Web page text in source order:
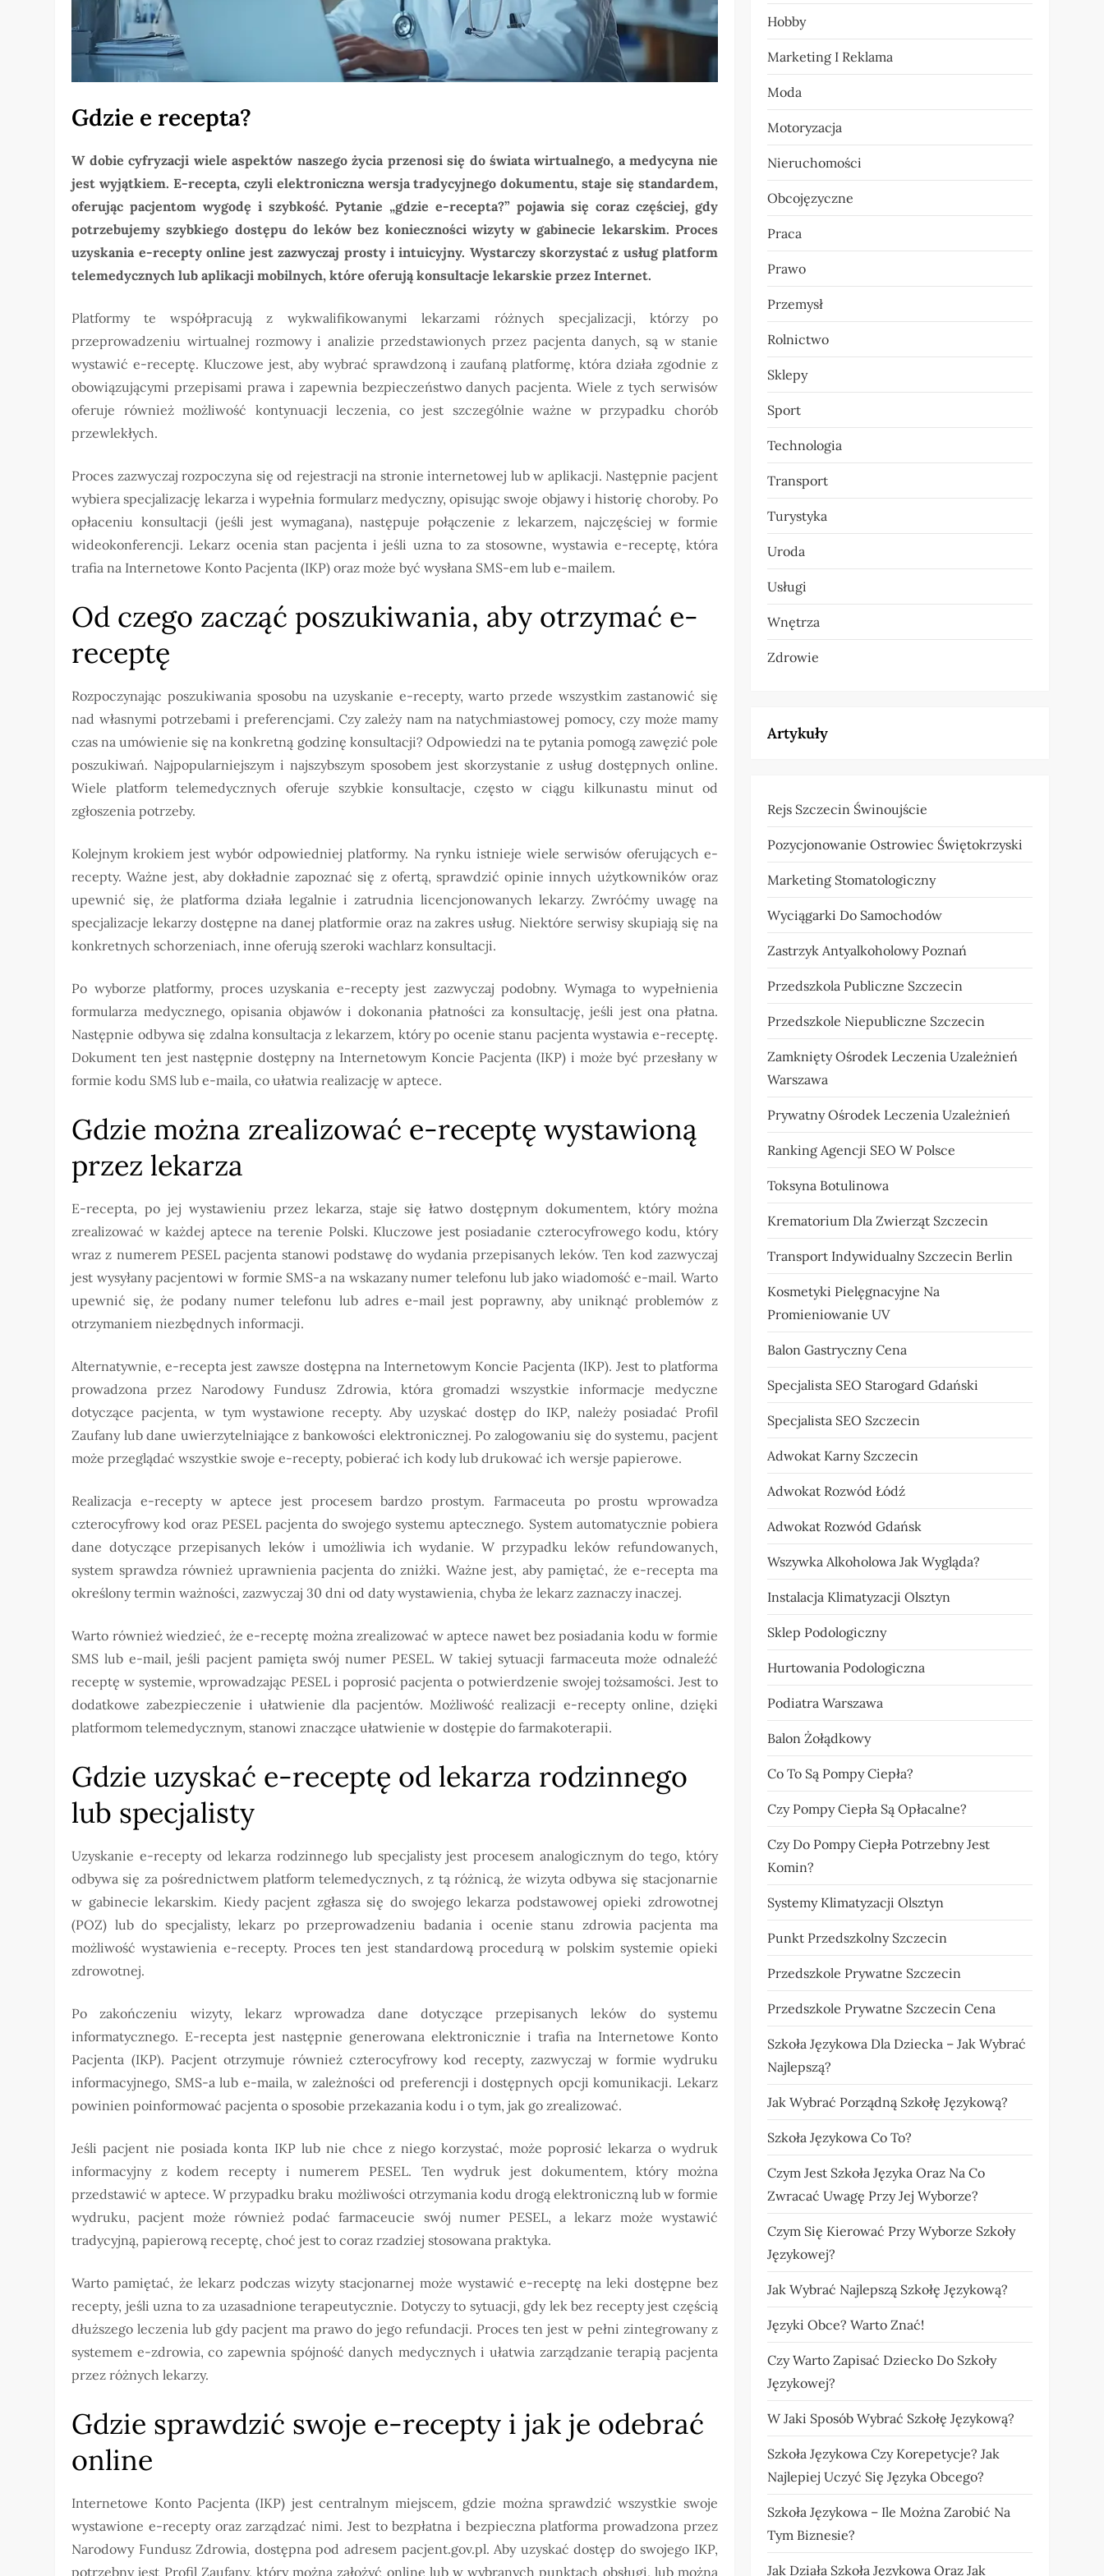
Gdzie e recepta?
W dobie cyfryzacji wiele aspektów naszego życia przenosi się do świata wirtualnego, a medycyna nie
jest wyjątkiem. E-recepta, czyli elektroniczna wersja tradycyjnego dokumentu, staje się standardem,
oferując pacjentom wygodę i szybkość. Pytanie „gdzie e-recepta?” pojawia się coraz częściej, gdy
potrzebujemy szybkiego dostępu do leków bez konieczności wizyty w gabinecie lekarskim. Proces
uzyskania e-recepty online jest zazwyczaj prosty i intuicyjny. Wystarczy skorzystać z usług platform
telemedycznych lub aplikacji mobilnych, które oferują konsultacje lekarskie przez Internet.
Platformy te współpracują z wykwalifikowanymi lekarzami różnych specjalizacji, którzy po
przeprowadzeniu wirtualnej rozmowy i analizie przedstawionych przez pacjenta danych, są w stanie
wystawić e-receptę. Kluczowe jest, aby wybrać sprawdzoną i zaufaną platformę, która działa zgodnie z
obowiązującymi przepisami prawa i zapewnia bezpieczeństwo danych pacjenta. Wiele z tych serwisów
oferuje również możliwość kontynuacji leczenia, co jest szczególnie ważne w przypadku chorób
przewlekłych.
Proces zazwyczaj rozpoczyna się od rejestracji na stronie internetowej lub w aplikacji. Następnie pacjent
wybiera specjalizację lekarza i wypełnia formularz medyczny, opisując swoje objawy i historię choroby. Po
opłaceniu konsultacji (jeśli jest wymagana), następuje połączenie z lekarzem, najczęściej w formie
wideokonferencji. Lekarz ocenia stan pacjenta i jeśli uzna to za stosowne, wystawia e-receptę, która
trafia na Internetowe Konto Pacjenta (IKP) oraz może być wysłana SMS-em lub e-mailem.
Od czego zacząć poszukiwania, aby otrzymać e-
receptę
Rozpoczynając poszukiwania sposobu na uzyskanie e-recepty, warto przede wszystkim zastanowić się
nad własnymi potrzebami i preferencjami. Czy zależy nam na natychmiastowej pomocy, czy może mamy
czas na umówienie się na konkretną godzinę konsultacji? Odpowiedzi na te pytania pomogą zawęzić pole
poszukiwań. Najpopularniejszym i najszybszym sposobem jest skorzystanie z usług dostępnych online.
Wiele platform telemedycznych oferuje szybkie konsultacje, często w ciągu kilkunastu minut od
zgłoszenia potrzeby.
Kolejnym krokiem jest wybór odpowiedniej platformy. Na rynku istnieje wiele serwisów oferujących e-
recepty. Ważne jest, aby dokładnie zapoznać się z ofertą, sprawdzić opinie innych użytkowników oraz
upewnić się, że platforma działa legalnie i zatrudnia licencjonowanych lekarzy. Zwróćmy uwagę na
specjalizacje lekarzy dostępne na danej platformie oraz na zakres usług. Niektóre serwisy skupiają się na
konkretnych schorzeniach, inne oferują szeroki wachlarz konsultacji.
Po wyborze platformy, proces uzyskania e-recepty jest zazwyczaj podobny. Wymaga to wypełnienia
formularza medycznego, opisania objawów i dokonania płatności za konsultację, jeśli jest ona płatna.
Następnie odbywa się zdalna konsultacja z lekarzem, który po ocenie stanu pacjenta wystawia e-receptę.
Dokument ten jest następnie dostępny na Internetowym Koncie Pacjenta (IKP) i może być przesłany w
formie kodu SMS lub e-maila, co ułatwia realizację w aptece.
Gdzie można zrealizować e-receptę wystawioną
przez lekarza
E-recepta, po jej wystawieniu przez lekarza, staje się łatwo dostępnym dokumentem, który można
zrealizować w każdej aptece na terenie Polski. Kluczowe jest posiadanie czterocyfrowego kodu, który
wraz z numerem PESEL pacjenta stanowi podstawę do wydania przepisanych leków. Ten kod zazwyczaj
jest wysyłany pacjentowi w formie SMS-a na wskazany numer telefonu lub jako wiadomość e-mail. Warto
upewnić się, że podany numer telefonu lub adres e-mail jest poprawny, aby uniknąć problemów z
otrzymaniem niezbędnych informacji.
Alternatywnie, e-recepta jest zawsze dostępna na Internetowym Koncie Pacjenta (IKP). Jest to platforma
prowadzona przez Narodowy Fundusz Zdrowia, która gromadzi wszystkie informacje medyczne
dotyczące pacjenta, w tym wystawione recepty. Aby uzyskać dostęp do IKP, należy posiadać Profil
Zaufany lub dane uwierzytelniające z bankowości elektronicznej. Po zalogowaniu się do systemu, pacjent
może przeglądać wszystkie swoje e-recepty, pobierać ich kody lub drukować ich wersje papierowe.
Realizacja e-recepty w aptece jest procesem bardzo prostym. Farmaceuta po prostu wprowadza
czterocyfrowy kod oraz PESEL pacjenta do swojego systemu aptecznego. System automatycznie pobiera
dane dotyczące przepisanych leków i umożliwia ich wydanie. W przypadku leków refundowanych,
system sprawdza również uprawnienia pacjenta do zniżki. Ważne jest, aby pamiętać, że e-recepta ma
określony termin ważności, zazwyczaj 30 dni od daty wystawienia, chyba że lekarz zaznaczy inaczej.
Warto również wiedzieć, że e-receptę można zrealizować w aptece nawet bez posiadania kodu w formie
SMS lub e-mail, jeśli pacjent pamięta swój numer PESEL. W takiej sytuacji farmaceuta może odnaleźć
receptę w systemie, wprowadzając PESEL i poprosić pacjenta o potwierdzenie swojej tożsamości. Jest to
dodatkowe zabezpieczenie i ułatwienie dla pacjentów. Możliwość realizacji e-recepty online, dzięki
platformom telemedycznym, stanowi znaczące ułatwienie w dostępie do farmakoterapii.
Gdzie uzyskać e-receptę od lekarza rodzinnego
lub specjalisty
Uzyskanie e-recepty od lekarza rodzinnego lub specjalisty jest procesem analogicznym do tego, który
odbywa się za pośrednictwem platform telemedycznych, z tą różnicą, że wizyta odbywa się stacjonarnie
w gabinecie lekarskim. Kiedy pacjent zgłasza się do swojego lekarza podstawowej opieki zdrowotnej
(POZ) lub do specjalisty, lekarz po przeprowadzeniu badania i ocenie stanu zdrowia pacjenta ma
możliwość wystawienia e-recepty. Proces ten jest standardową procedurą w polskim systemie opieki
zdrowotnej.
Po zakończeniu wizyty, lekarz wprowadza dane dotyczące przepisanych leków do systemu
informatycznego. E-recepta jest następnie generowana elektronicznie i trafia na Internetowe Konto
Pacjenta (IKP). Pacjent otrzymuje również czterocyfrowy kod recepty, zazwyczaj w formie wydruku
informacyjnego, SMS-a lub e-maila, w zależności od preferencji i dostępnych opcji komunikacji. Lekarz
powinien poinformować pacjenta o sposobie przekazania kodu i o tym, jak go zrealizować.
Jeśli pacjent nie posiada konta IKP lub nie chce z niego korzystać, może poprosić lekarza o wydruk
informacyjny z kodem recepty i numerem PESEL. Ten wydruk jest dokumentem, który można
przedstawić w aptece. W przypadku braku możliwości otrzymania kodu drogą elektroniczną lub w formie
wydruku, pacjent może również podać farmaceucie swój numer PESEL, a lekarz może wystawić
tradycyjną, papierową receptę, choć jest to coraz rzadziej stosowana praktyka.
Warto pamiętać, że lekarz podczas wizyty stacjonarnej może wystawić e-receptę na leki dostępne bez
recepty, jeśli uzna to za uzasadnione terapeutycznie. Dotyczy to sytuacji, gdy lek bez recepty jest częścią
dłuższego leczenia lub gdy pacjent ma prawo do jego refundacji. Proces ten jest w pełni zintegrowany z
systemem e-zdrowia, co zapewnia spójność danych medycznych i ułatwia zarządzanie terapią pacjenta
przez różnych lekarzy.
Gdzie sprawdzić swoje e-recepty i jak je odebrać
online
Internetowe Konto Pacjenta (IKP) jest centralnym miejscem, gdzie można sprawdzić wszystkie swoje
wystawione e-recepty oraz zarządzać nimi. Jest to bezpłatna i bezpieczna platforma prowadzona przez
Narodowy Fundusz Zdrowia, dostępna pod adresem pacjent.gov.pl. Aby uzyskać dostęp do swojego IKP,
potrzebny jest Profil Zaufany, który można założyć online lub w wybranych punktach obsługi, lub można
Hobby
Marketing I Reklama
Moda
Motoryzacja
Nieruchomości
Obcojęzyczne
Praca
Prawo
Przemysł
Rolnictwo
Sklepy
Sport
Technologia
Transport
Turystyka
Uroda
Usługi
Wnętrza
Zdrowie
Artykuły
Rejs Szczecin Świnoujście
Pozycjonowanie Ostrowiec Świętokrzyski
Marketing Stomatologiczny
Wyciągarki Do Samochodów
Zastrzyk Antyalkoholowy Poznań
Przedszkola Publiczne Szczecin
Przedszkole Niepubliczne Szczecin
Zamknięty Ośrodek Leczenia Uzależnień
Warszawa
Prywatny Ośrodek Leczenia Uzależnień
Ranking Agencji SEO W Polsce
Toksyna Botulinowa
Krematorium Dla Zwierząt Szczecin
Transport Indywidualny Szczecin Berlin
Kosmetyki Pielęgnacyjne Na
Promieniowanie UV
Balon Gastryczny Cena
Specjalista SEO Starogard Gdański
Specjalista SEO Szczecin
Adwokat Karny Szczecin
Adwokat Rozwód Łódź
Adwokat Rozwód Gdańsk
Wszywka Alkoholowa Jak Wygląda?
Instalacja Klimatyzacji Olsztyn
Sklep Podologiczny
Hurtowania Podologiczna
Podiatra Warszawa
Balon Żołądkowy
Co To Są Pompy Ciepła?
Czy Pompy Ciepła Są Opłacalne?
Czy Do Pompy Ciepła Potrzebny Jest
Komin?
Systemy Klimatyzacji Olsztyn
Punkt Przedszkolny Szczecin
Przedszkole Prywatne Szczecin
Przedszkole Prywatne Szczecin Cena
Szkoła Językowa Dla Dziecka – Jak Wybrać
Najlepszą?
Jak Wybrać Porządną Szkołę Językową?
Szkoła Językowa Co To?
Czym Jest Szkoła Języka Oraz Na Co
Zwracać Uwagę Przy Jej Wyborze?
Czym Się Kierować Przy Wyborze Szkoły
Językowej?
Jak Wybrać Najlepszą Szkołę Językową?
Języki Obce? Warto Znać!
Czy Warto Zapisać Dziecko Do Szkoły
Językowej?
W Jaki Sposób Wybrać Szkołę Językową?
Szkoła Językowa Czy Korepetycje? Jak
Najlepiej Uczyć Się Języka Obcego?
Szkoła Językowa – Ile Można Zarobić Na
Tym Biznesie?
Jak Działa Szkoła Językowa Oraz Jak